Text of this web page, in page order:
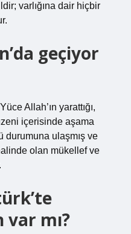
varlığına dair hiçbir
geçiyor
Allah’ın yarattığı,
içerisinde aşama
durumuna ulaşmış ve
olan mükellef ve
mı?